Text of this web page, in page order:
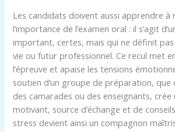
Les candidats doivent aussi apprendre à
l’importance de l’examen oral : il s’agit
important, certes, mais qui ne définit
vie ou futur professionnel. Ce recul met
l’épreuve et apaise les tensions
soutien d’un groupe de préparation, que
des camarades ou des enseignants,
motivant, source d’échange et de
stress devient ainsi un compagnon